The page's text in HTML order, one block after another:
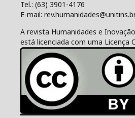
Tel.: (63) 3901-4176
E-mail:
A revista Humanidades e
está licenciada com uma Licença